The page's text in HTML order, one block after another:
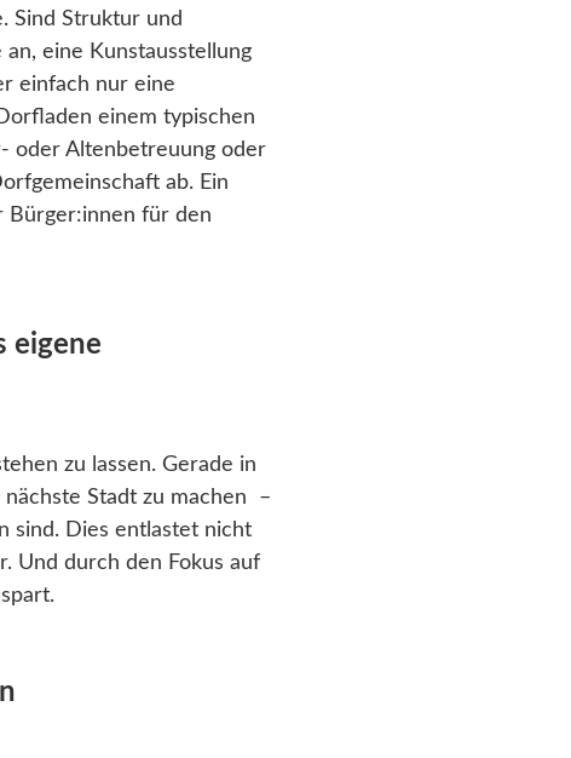
Sind Struktur und
eine Kunstausstellung
einfach nur eine
einem typischen
oder Altenbetreuung oder
ab. Ein
Bürger:innen für den
eigene
zu lassen. Gerade in
Stadt zu machen –
sind. Dies entlastet nicht
Und durch den Fokus auf